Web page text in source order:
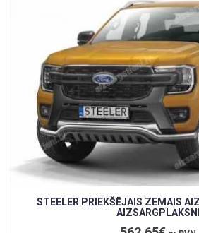
STEELER PRIEKŠĒJAIS ZEMAIS
AIZSARGPLĀKSNI